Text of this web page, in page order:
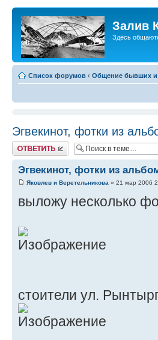
Залив
Здесь
Список форумов ‹ Общение бывших и
Эгвекинот, фотки из
Ответить
Эгвекинот, фотки из
Яковлев и Веретельникова » 21 мар 2006
выложу несколько
стоители ул.